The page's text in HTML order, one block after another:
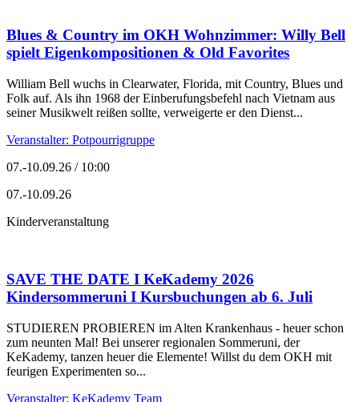
Blues & Country im OKH Wohnzimmer: Willy Bell
spielt Eigenkompositionen & Old Favorites
William Bell wuchs in Clearwater, Florida, mit Country, Blues und
Folk auf. Als ihn 1968 der Einberufungsbefehl nach Vietnam aus
seiner Musikwelt reißen sollte, verweigerte er den Dienst...
Veranstalter: Potpourrigruppe
07.-10.09.26 / 10:00
07.-10.09.26
Kinderveranstaltung
SAVE THE DATE I KeKademy 2026
Kindersommeruni I Kursbuchungen ab 6. Juli
STUDIEREN PROBIEREN im Alten Krankenhaus - heuer schon
zum neunten Mal! Bei unserer regionalen Sommeruni, der
KeKademy, tanzen heuer die Elemente! Willst du dem OKH mit
feurigen Experimenten so...
Veranstalter: KeKademy Team